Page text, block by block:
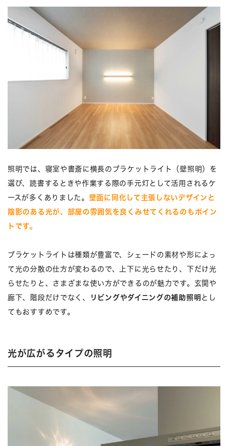
照明では、寝室や書斎に横長のブラケットライト（壁照明）を
選び、読書するときや作業する際の手元灯として活用されるケ
ースが多くありました。 壁面に同化して主張しないデザインと
陰影のある光が、部屋の雰囲気を良くみせてくれるのもポイン
トです。
ブラケットライトは種類が豊富で、シェードの素材や形によっ
て光の分散の仕方が変わるので、上下に光らせたり、下だけ光
らせたりと、さまざまな使い方ができるのが魅力です。玄関や
廊下、階段だけでなく、
リビングやダイニングの補助照明 とし
てもおすすめです。
光が広がるタイプの照明